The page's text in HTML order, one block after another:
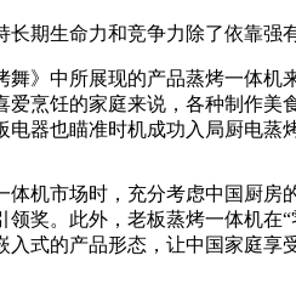
长期生命力和竞争力除了依靠强
舞》中所展现的产品蒸烤一体
爱烹饪的家庭来说，各种制作美
电器也瞄准时机成功入局厨电蒸
体机市场时，充分考虑中国厨房
领奖。此外，老板蒸烤一体机在
入式的产品形态，让中国家庭享